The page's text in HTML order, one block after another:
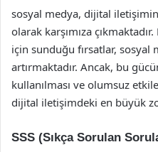
sosyal medya, dijital
olarak karşımıza
için sunduğu fırsatlar, sosyal
artırmaktadır. Ancak, bu
kullanılması ve olumsuz
dijital iletişimdeki en büyük
SSS (Sıkça Sorulan